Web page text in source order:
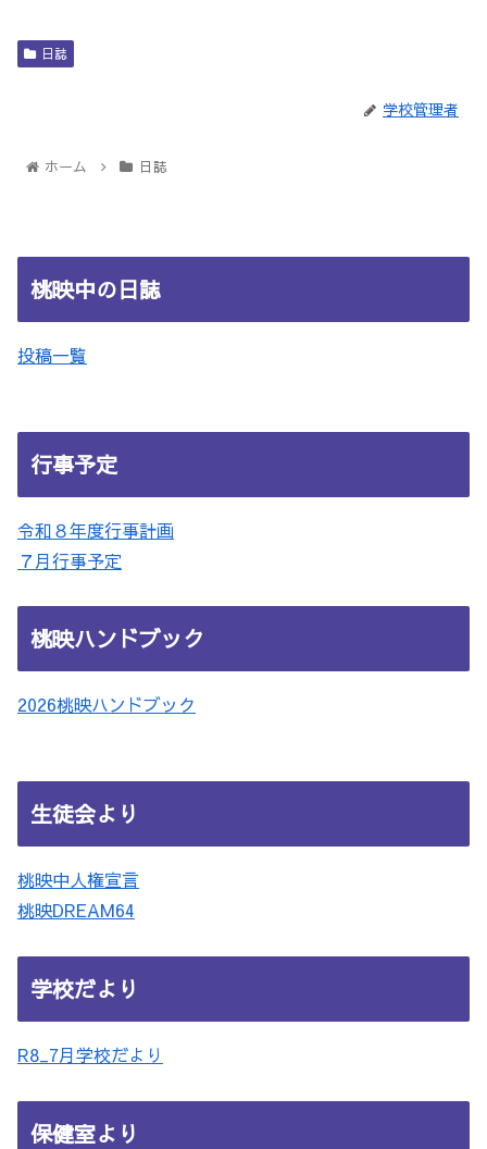
日誌
学校管理者
ホーム 日誌
桃映中の日誌
投稿一覧
行事予定
令和８年度行事計画
７月行事予定
桃映ハンドブック
2026桃映ハンドブック
生徒会より
桃映中人権宣言
桃映DREAM64
学校だより
R8_7月学校だより
保健室より